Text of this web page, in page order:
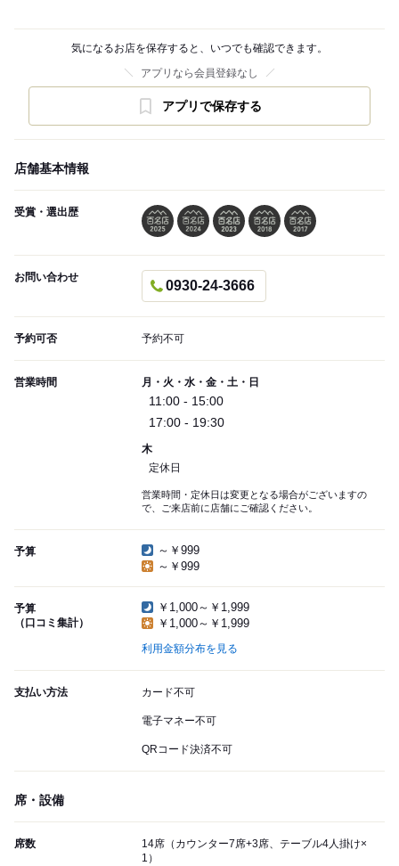
気になるお店を保存すると、いつでも確認できます。
アプリなら会員登録なし
アプリで保存する
店舗基本情報
受賞・選出歴
お問い合わせ
0930-24-3666
予約可否 予約不可
営業時間 月・火・水・金・土・日
11:00 - 15:00
17:00 - 19:30
木
定休日
営業時間・定休日は変更となる場合がございますの
で、ご来店前に店舗にご確認ください。
予算
～￥999
～￥999
予算
（口コミ集計）
￥1,000～￥1,999
￥1,000～￥1,999
利用金額分布を見る
支払い方法 カード不可
電子マネー不可
QRコード決済不可
席・設備
席数
14席（カウンター7席+3席、テーブル4人掛け×
1）